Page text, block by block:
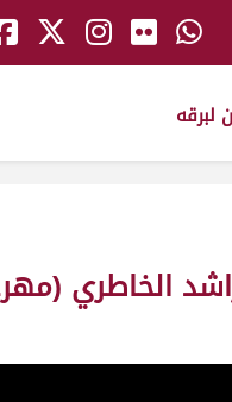
الخاطري